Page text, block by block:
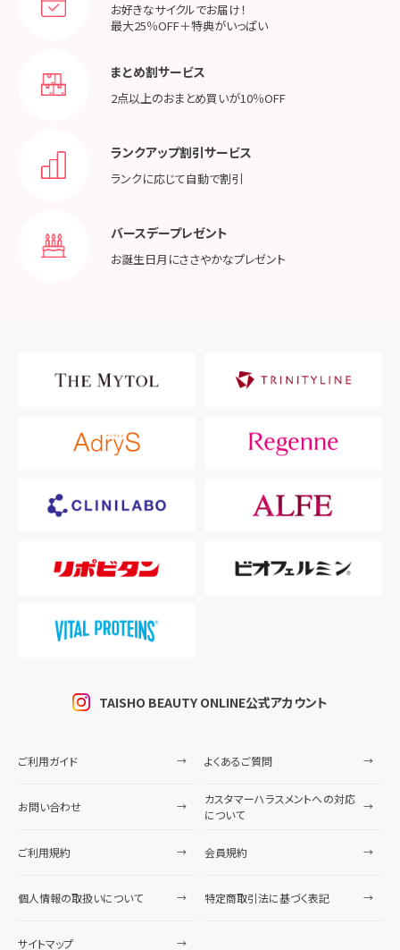
お好きなサイクルでお届け！
最大25％OFF＋特典がいっぱい
まとめ割サービス
2点以上のおまとめ買いが10％OFF
ランクアップ割引サービス
ランクに応じて自動で割引
バースデープレゼント
お誕生日月にささやかなプレゼント
TAISHO BEAUTY ONLINE公式アカウント
ご利用ガイド よくあるご質問
お問い合わせ
カスタマーハラスメントへの対応
について
ご利用規約 会員規約
個人情報の取扱いについて 特定商取引法に基づく表記
サイトマップ